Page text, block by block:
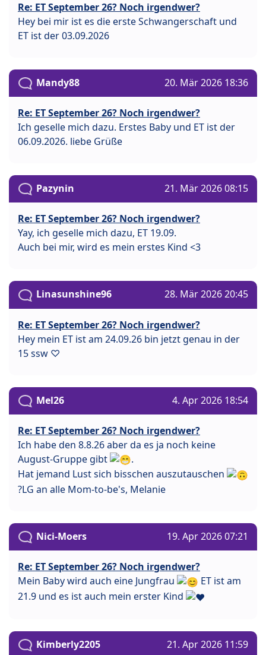
Re: ET September 26? Noch irgendwer?
Hey bei mir ist es die erste Schwangerschaft und
ET ist der 03.09.2026
Mandy88 20. Mär 2026 18:36
Re: ET September 26? Noch irgendwer?
Ich geselle mich dazu. Erstes Baby und ET ist der
06.09.2026. liebe Grüße
Pazynin 21. Mär 2026 08:15
Re: ET September 26? Noch irgendwer?
Yay, ich geselle mich dazu, ET 19.09.
Auch bei mir, wird es mein erstes Kind <3
Linasunshine96 28. Mär 2026 20:45
Re: ET September 26? Noch irgendwer?
Hey mein ET ist am 24.09.26 bin jetzt genau in der
15 ssw ♡
Mel26 4. Apr 2026 18:54
Re: ET September 26? Noch irgendwer?
Ich habe den 8.8.26 aber da es ja noch keine
August-Gruppe gibt
.
Hat jemand Lust sich bisschen auszutauschen
?LG an alle Mom-to-be's, Melanie
Nici-Moers 19. Apr 2026 07:21
Re: ET September 26? Noch irgendwer?
Mein Baby wird auch eine Jungfrau
ET ist am
21.9 und es ist auch mein erster Kind
Kimberly2205 21. Apr 2026 11:59